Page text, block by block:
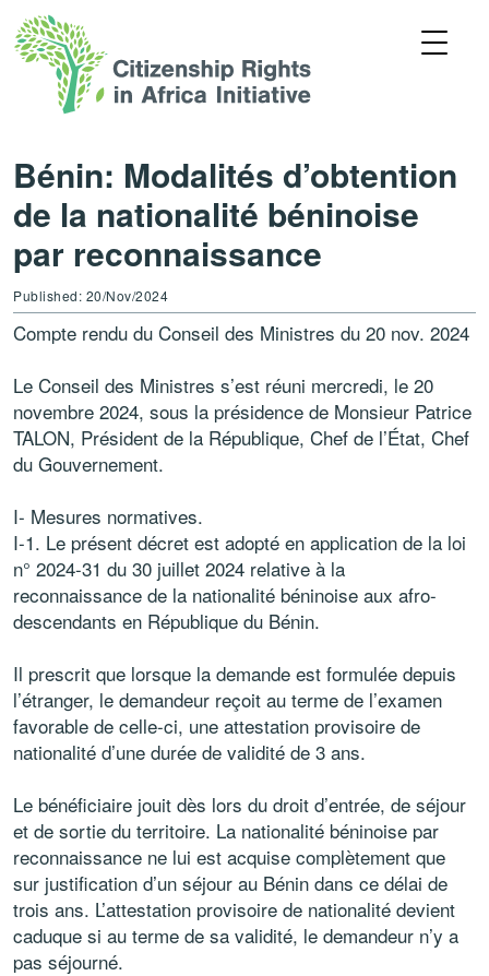
Bénin: Modalités d’obtention
de la nationalité béninoise
par reconnaissance
Published: 20/Nov/2024
Compte rendu du Conseil des Ministres du 20 nov. 2024
Le Conseil des Ministres s’est réuni mercredi, le 20
novembre 2024, sous la présidence de Monsieur Patrice
TALON, Président de la République, Chef de l’État, Chef
du Gouvernement.
I- Mesures normatives.
I-1. Le présent décret est adopté en application de la loi
n° 2024-31 du 30 juillet 2024 relative à la
reconnaissance de la nationalité béninoise aux afro-
descendants en République du Bénin.
Il prescrit que lorsque la demande est formulée depuis
l’étranger, le demandeur reçoit au terme de l’examen
favorable de celle-ci, une attestation provisoire de
nationalité d’une durée de validité de 3 ans.
Le bénéficiaire jouit dès lors du droit d’entrée, de séjour
et de sortie du territoire. La nationalité béninoise par
reconnaissance ne lui est acquise complètement que
sur justification d’un séjour au Bénin dans ce délai de
trois ans. L’attestation provisoire de nationalité devient
caduque si au terme de sa validité, le demandeur n’y a
pas séjourné.